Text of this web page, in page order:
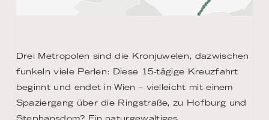
Drei Metropolen sind die Kronjuwelen, dazwischen
funkeln viele Perlen: Diese 15-tägige Kreuzfahrt
beginnt und endet in Wien – vielleicht mit einem
Spaziergang über die Ringstraße, zu Hofburg und